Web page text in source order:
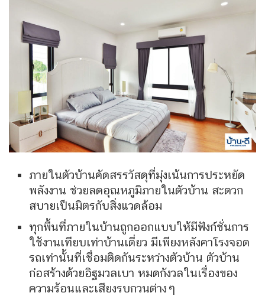
ภายในตัวบ้านคัดสรรวัสดุที่มุ่งเน้นการประหยัด
พลังงาน ช่วยลดอุณหภูมิภายในตัวบ้าน สะดวก
สบายเป็นมิตรกับสิ่งแวดล้อม
ทุกพื้นที่ภายในบ้านถูกออกแบบให้มีฟังก์ชั่นการ
ใช้งานเทียบเท่าบ้านเดี่ยว มีเพียงหลังคาโรงจอด
รถเท่านั้นที่เชื่อมติดกันระหว่างตัวบ้าน ตัวบ้าน
ก่อสร้างด้วยอิฐมวลเบา หมดกังวลในเรื่องของ
ความร้อนและเสียงรบกวนต่างๆ